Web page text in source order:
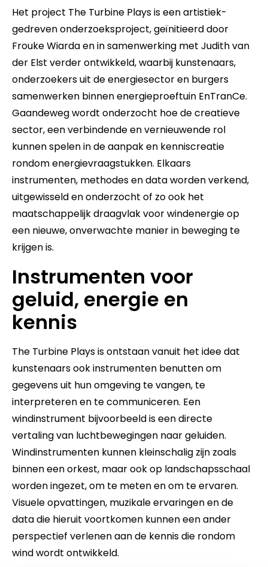
Het project The Turbine Plays is een artistiek-
gedreven onderzoeksproject, geïnitieerd door
Frouke Wiarda en in samenwerking met Judith van
der Elst verder ontwikkeld, waarbij kunstenaars,
onderzoekers uit de energiesector en burgers
samenwerken binnen energieproeftuin EnTranCe.
Gaandeweg wordt onderzocht hoe de creatieve
sector, een verbindende en vernieuwende rol
kunnen spelen in de aanpak en kenniscreatie
rondom energievraagstukken. Elkaars
instrumenten, methodes en data worden verkend,
uitgewisseld en onderzocht of zo ook het
maatschappelijk draagvlak voor windenergie op
een nieuwe, onverwachte manier in beweging te
krijgen is.
Instrumenten voor
geluid, energie en
kennis
The Turbine Plays is ontstaan vanuit het idee dat
kunstenaars ook instrumenten benutten om
gegevens uit hun omgeving te vangen, te
interpreteren en te communiceren. Een
windinstrument bijvoorbeeld is een directe
vertaling van luchtbewegingen naar geluiden.
Windinstrumenten kunnen kleinschalig zijn zoals
binnen een orkest, maar ook op landschapsschaal
worden ingezet, om te meten en om te ervaren.
Visuele opvattingen, muzikale ervaringen en de
data die hieruit voortkomen kunnen een ander
perspectief verlenen aan de kennis die rondom
wind wordt ontwikkeld.